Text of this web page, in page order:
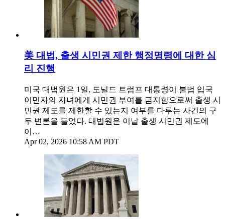
美 대법, 출생 시민권 제한 행정명령에 대한 심
리 진행
미국 대법원은 1일, 도널드 트럼프 대통령이 불법 입국
이민자의 자녀에게 시민권 부여를 금지함으로써 출생 시
민권 제도를 제한할 수 있는지 여부를 다루는 사건의 구
두 변론을 들었다. 대법원은 이날 출생 시민권 제도에
이…
Apr 02, 2026 10:58 AM PDT